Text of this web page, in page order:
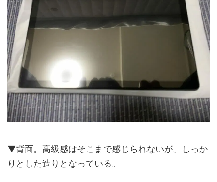
▼背面。高級感はそこまで感じられないが、しっか
りとした造りとなっている。